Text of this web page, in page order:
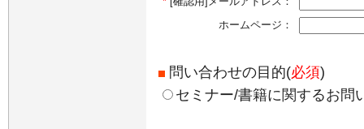
ホームページ：
問い合わせの目的(必須)
セミナー/書籍に関するお問